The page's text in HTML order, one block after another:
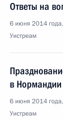
Ответы на
6 июня 2014
Уистреам
в Нормандии
6 июня 2014
Уистреам